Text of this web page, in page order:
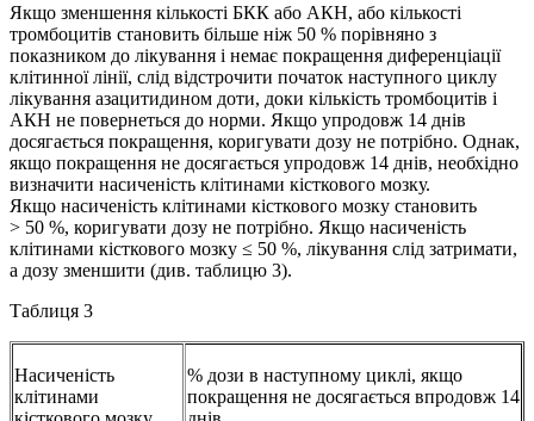
Якщо зменшення кількості БКК або АКН, або кількості
тромбоцитів становить більше ніж 50 % порівняно з
показником до лікування і немає покращення диференціації
клітинної лінії, слід відстрочити початок наступного циклу
лікування азацитидином доти, доки кількість тромбоцитів і
АКН не повернеться до норми. Якщо упродовж 14 днів
досягається покращення, коригувати дозу не потрібно. Однак,
якщо покращення не досягається упродовж 14 днів, необхідно
визначити насиченість клітинами кісткового мозку.
Якщо насиченість клітинами кісткового мозку становить
> 50 %, коригувати дозу не потрібно. Якщо насиченість
клітинами кісткового мозку ≤ 50 %, лікування слід затримати,
а дозу зменшити (див. таблицю 3).
Таблиця 3
Насиченість
клітинами
% дози в наступному циклі, якщо
покращення не досягається впродовж 14